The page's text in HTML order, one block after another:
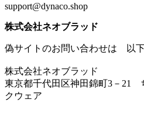
support@dynaco.shop
株式会社ネオブラッド
偽サイトのお問い合わせは 以
株式会社ネオブラッド
東京都千代田区神田錦町3－21
クウェア